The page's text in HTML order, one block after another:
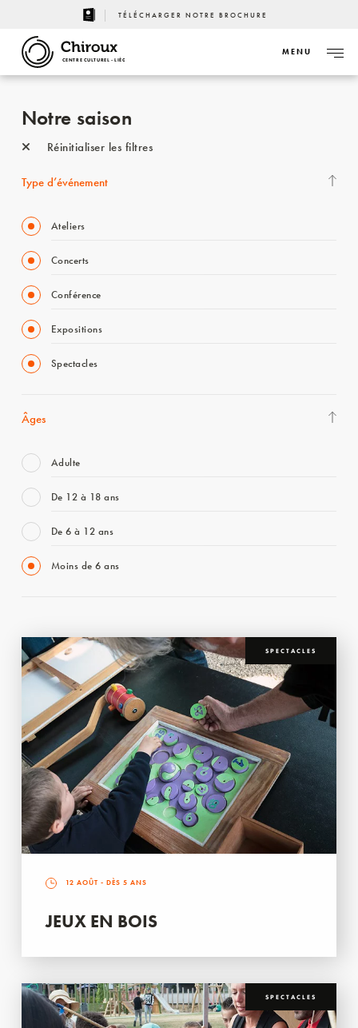
TÉLÉCHARGER NOTRE BROCHURE
CENTRE CULTUREL - LIÈGE
MENU
Notre saison
Réinitialiser les filtres
Type d’événement
Ateliers
Concerts
Conférence
Expositions
Spectacles
Âges
Adulte
De 12 à 18 ans
De 6 à 12 ans
Moins de 6 ans
SPECTACLES
12 AOÛT - DÈS 5 ANS
JEUX EN BOIS
SPECTACLES